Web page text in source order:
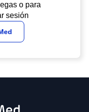
o para
sesión